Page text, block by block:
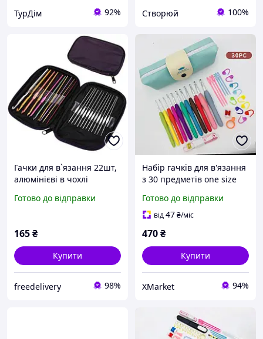
ТурДім 92% Створюй 100%
Гачки для в`язання 22шт,
алюмінієві в чохлі
Готово до відправки
165₴
Купити
freedelivery 98%
Набір гачків для в'язання
з 30 предметів one size
Готово до відправки
від47₴/міс
470₴
Купити
XMarket 94%